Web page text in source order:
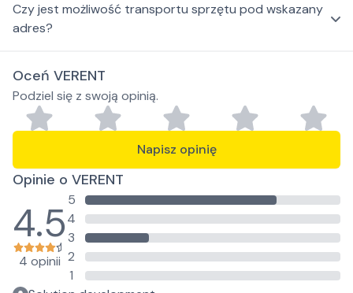
Czy jest możliwość transportu sprzętu pod wskazany
adres?
Oceń VERENT
Podziel się z swoją opinią.
Napisz opinię
Opinie o VERENT
4.5
4 opinii
5
4
3
2
1